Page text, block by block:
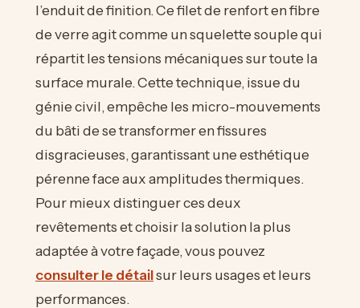
l’enduit de finition. Ce filet de renfort en fibre
de verre agit comme un squelette souple qui
répartit les tensions mécaniques sur toute la
surface murale. Cette technique, issue du
génie civil, empêche les micro-mouvements
du bâti de se transformer en fissures
disgracieuses, garantissant une esthétique
pérenne face aux amplitudes thermiques.
Pour mieux distinguer ces deux
revêtements et choisir la solution la plus
adaptée à votre façade, vous pouvez
consulter le détailsur leurs usages et leurs
performances.